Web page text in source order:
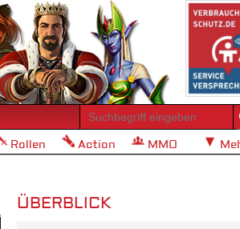
Rollen Action MMO
ÜBERBLICK